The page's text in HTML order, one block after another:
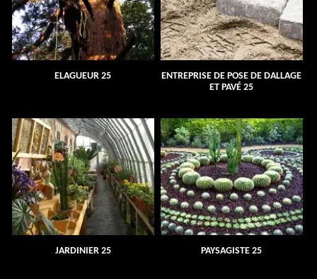
ELAGUEUR 25
ENTREPRISE DE POSE DE DALLAGE
ET PAVÉ 25
JARDINIER 25 PAYSAGISTE 25